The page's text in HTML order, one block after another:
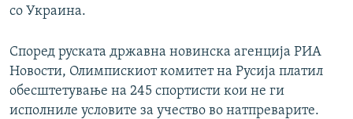
со Украина.
Според руската државна новинска агенција РИА
Новости, Олимпискиот комитет на Русија платил
обесштетување на 245 спортисти кои не ги
исполниле условите за учество во натпреварите.